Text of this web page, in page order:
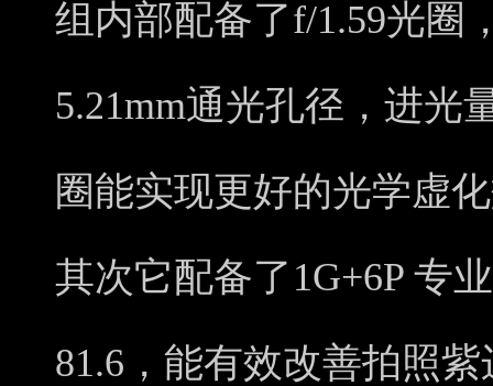
组内部配备了f/1.59光圈
5.21mm通光孔径，进光
圈能实现更好的光学虚
其次它配备了1G+6P 专
81.6，能有效改善拍照